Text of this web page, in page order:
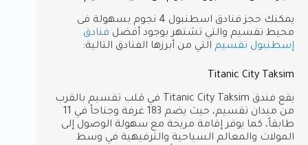
يمكنك حجز فنادق اسطنبول 4 نجوم بسهولة فى
محيط تقسيم والتي تشتهر بوجود أفضل فنادق
إسطنبول تقسيم التي من أبرزها الفنادق التالية:
Titanic City Taksim
يقع فندق Titanic City Taksim في قلب تقسيم بالقرب
من ميدان تقسيم، حيث يضم 183 غرفة وجناحاً في 11
طابقاً، كما يوفر إقامة مريحة مع سهولة الوصول إلى
المولات والمعالم السياحية والترفيهية في وسط